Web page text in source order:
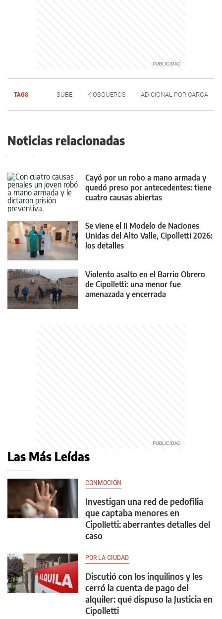
TAGS SUBE KIOSQUEROS ADICIONAL POR CARGA
Noticias relacionadas
Cayó por un robo a mano armada y
quedó preso por antecedentes: tiene
cuatro causas abiertas
Se viene el II Modelo de Naciones
Unidas del Alto Valle, Cipolletti 2026:
los detalles
Violento asalto en el Barrio Obrero
de Cipolletti: una menor fue
amenazada y encerrada
Las Más Leídas
CONMOCIÓN
Investigan una red de pedofilia
que captaba menores en
Cipolletti: aberrantes detalles del
caso
POR LA CIUDAD
Discutió con los inquilinos y les
cerró la cuenta de pago del
alquiler: qué dispuso la Justicia en
Cipolletti